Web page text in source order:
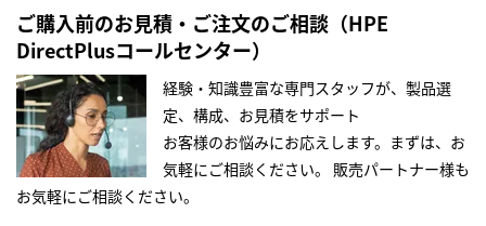
ご購入前のお見積・ご注文のご相談（HPE
DirectPlusコールセンター）
経験・知識豊富な専門スタッフが、製品選
定、構成、お見積をサポート
お客様のお悩みにお応えします。まずは、お
気軽にご相談ください。
販売パートナー様も
お気軽にご相談ください。